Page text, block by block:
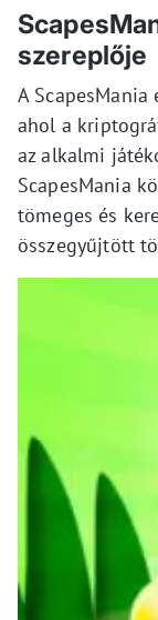
szereplője
A ScapesMania
ahol a
az alkalmi
ScapesMania
tömeges és
összegyűjtött